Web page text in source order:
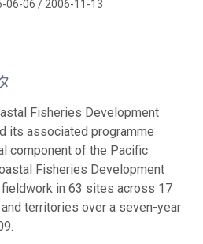
06-06 / 2006-11-13
Fisheries Development
its associated programme
component of the Pacific
Fisheries Development
in 63 sites across 17
territories over a seven-year